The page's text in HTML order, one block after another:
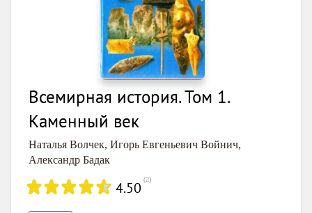
Всемирная история. Том 1.
Каменный век
Наталья Волчек, Игорь Евгеньевич Войнич,
Александр Бадак
4.50 (2)